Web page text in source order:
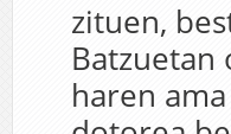
zituen,
Batzuetan
haren